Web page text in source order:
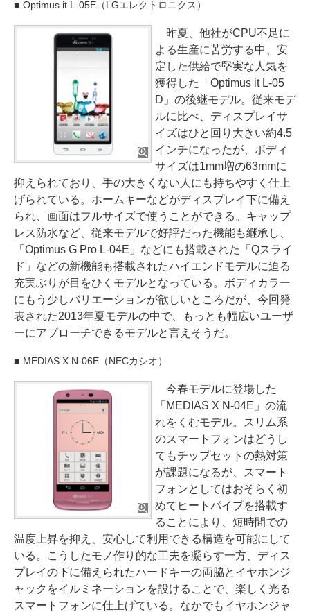
Optimus it L-05E（LGエレクトロニクス）
昨夏、他社がCPU不足に
よる生産に苦労する中、安
定した供給で堅実な人気を
獲得した「Optimus it L-05
D」の後継モデル。従来モデ
ルに比べ、ディスプレイサ
イズはひと回り大きい約4.5
インチになったが、ボディ
サイズは1mm増の63mmに
抑えられており、手の大きくない人にも持ちやすく仕上
げられている。ホームキーなどがディスプレイ下に備え
られ、画面はフルサイズで使うことができる。キャップ
レス防水など、従来モデルで好評だった機能も継承し、
「Optimus G Pro L-04E」などにも搭載された「Qスライ
ド」などの新機能も搭載されたハイエンドモデルに迫る
充実ぶりが目をひくモデルとなっている。ボディカラー
にもう少しバリエーションが欲しいところだが、今回発
表された2013年夏モデルの中で、もっとも幅広いユーザ
ーにアプローチできるモデルと言えそうだ。
MEDIAS X N-06E（NECカシオ）
今春モデルに登場した
「MEDIAS X N-04E」の流
れをくむモデル。スリム系
のスマートフォンはどうし
てもチップセットの熱対策
が課題になるが、スマート
フォンとしてはおそらく初
めてヒートパイプを搭載す
ることにより、短時間での
温度上昇を抑え、安心して利用できる構造を可能にして
いる。こうしたモノ作り的な工夫を凝らす一方、ディス
プレイの下に備えられたハードキーの両脇とイヤホンジ
ャックをイルミネーションを設けることで、楽しく光る
スマートフォンに仕上げている。なかでもイヤホンジャ